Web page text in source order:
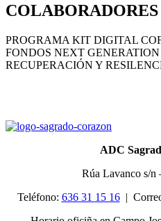
COLABORADORES
PROGRAMA KIT DIGITAL
FONDOS NEXT
RECUPERACIÓN Y
ADC
Rúa Lavanco s/n
Teléfono: 636 31 15 16|